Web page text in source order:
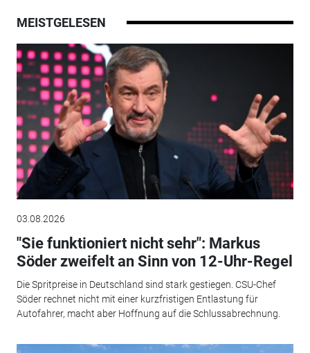
MEISTGELESEN
03.08.2026
"Sie funktioniert nicht sehr": Markus
Söder zweifelt an Sinn von 12-Uhr-Regel
Die Spritpreise in Deutschland sind stark gestiegen. CSU-Chef
Söder rechnet nicht mit einer kurzfristigen Entlastung für
Autofahrer, macht aber Hoffnung auf die Schlussabrechnung.